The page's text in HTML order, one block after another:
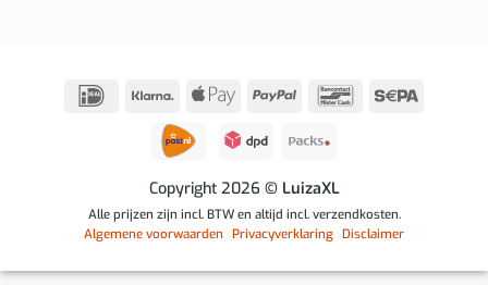
IDeal Klarna
Apple
PayPal BancontactSepa
Copyright 2026 © LuizaXL
Alle prijzen zijn incl. BTW en altijd incl. verzendkosten.
Algemene voorwaarden Privacyverklaring Disclaimer